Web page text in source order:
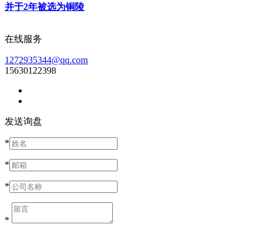
并于2年被选为铜陵
在线服务
1272935344@qq.com
15630122398
发送询盘
*
*
*
*